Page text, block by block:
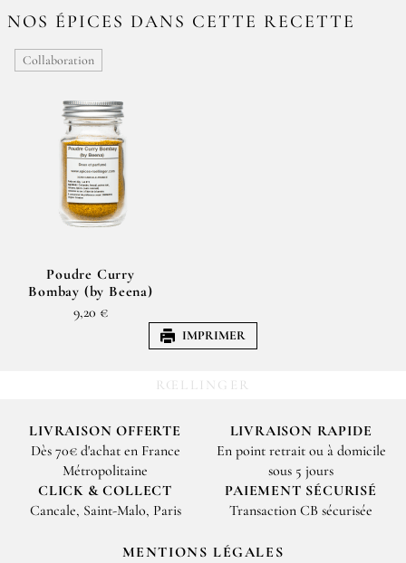
NOS ÉPICES DANS CETTE RECETTE
Collaboration
Poudre Curry
Bombay (by Beena)
9,20 €
IMPRIMER
RŒLLINGER
LIVRAISON OFFERTE
Dès 70€ d'achat en France
Métropolitaine
LIVRAISON RAPIDE
En point retrait ou à domicile
sous 5 jours
CLICK & COLLECT
Cancale, Saint-Malo, Paris
PAIEMENT SÉCURISÉ
Transaction CB sécurisée
MENTIONS LÉGALES